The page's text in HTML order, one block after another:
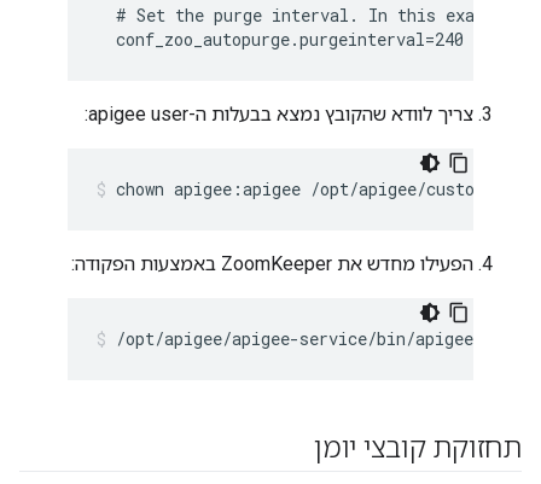
# Set the purge interval. In this example,
  conf_zoo_autopurge.purgeinterval=240
צריך לוודא שהקובץ נמצא בבעלות ה-apigee user:
chown apigee:apigee /opt/apigee/customer/
הפעילו מחדש את ZoomKeeper באמצעות הפקודה:
/opt/apigee/apigee-service/bin/apigee-
תחזוקת קובצי יומן